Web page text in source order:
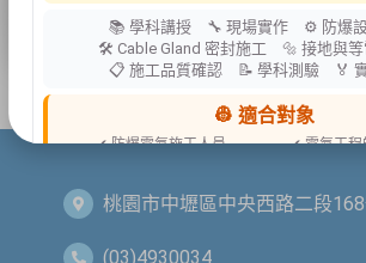
桃園市中壢區中央西路二段
(03)4930034
📚 學科講授 🔧 現場實作 ⚙ 防爆
🛠 Cable Gland 密封施工 🔩 接地與等
📋 施工品質確認 📝 學科測驗 🏅
👷 適合對象
✔ 防爆電氣施工人員
✔ 電氣工程